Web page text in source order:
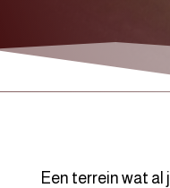
Een terrein wat al